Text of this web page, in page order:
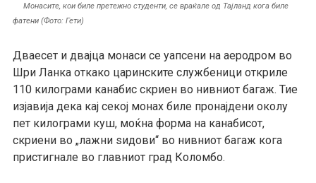
Монасите, кои биле претежно студенти, се враќале од Тајланд кога биле
фатени (Фото: Гети)
Дваесет и двајца монаси се уапсени на аеродром во
Шри Ланка откако царинските службеници откриле
110 килограми канабис скриен во нивниот багаж. Тие
изјавија дека кај секој монах биле пронајдени околу
пет килограми куш, моќна форма на канабисот,
скриени во „лажни ѕидови“ во нивниот багаж кога
пристигнале во главниот град Коломбо.